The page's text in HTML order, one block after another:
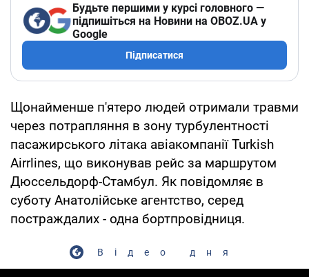
Будьте першими у курсі головного —
підпишіться на Новини на OBOZ.UA у
Google
Підписатися
Щонайменше п'ятеро людей отримали травми
через потрапляння в зону турбулентності
пасажирського літака авіакомпанії Turkish
Airrlines, що виконував рейс за маршрутом
Дюссельдорф-Стамбул. Як повідомляє в
суботу Анатолійське агентство, серед
постраждалих - одна бортпровідниця.
Відео дня